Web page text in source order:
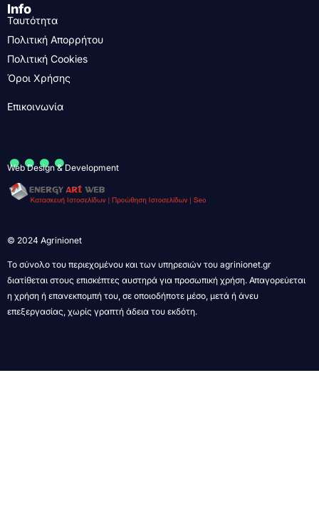
Info
Ταυτότητα
Πολιτική Απορρήτου
Πολιτική Cookies
Όροι Χρήσης
Επικοινωνία
....
Web Design & Development
© 2024 Agrinionet
Το σύνολο του περιεχομένου και των υπηρεσιών του agrinionet.gr
διατίθεται στους επισκέπτες αυστηρά για προσωπική χρήση. Απαγορεύεται
η χρήση ή επανεκπομπή του, σε οποιοδήποτε μέσο, μετά ή άνευ
επεξεργασίας, χωρίς γραπτή άδεια του εκδότη.